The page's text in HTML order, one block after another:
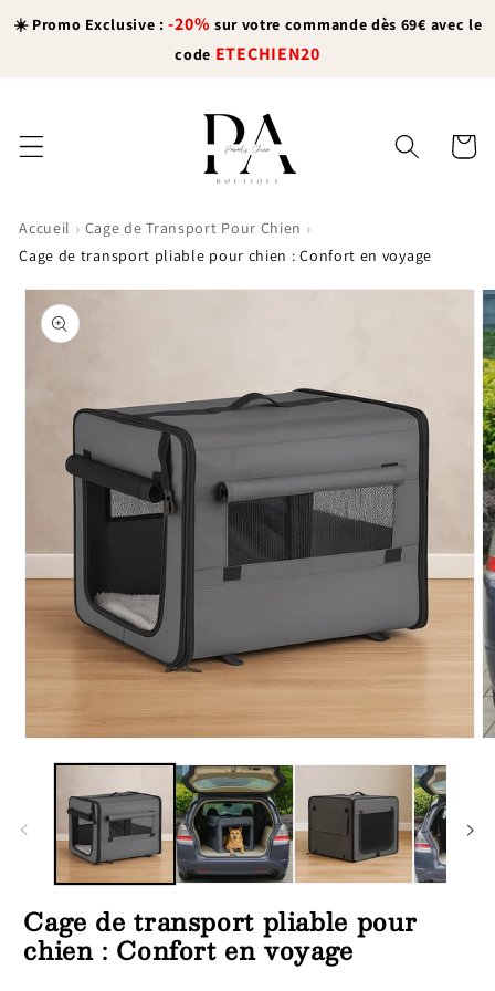
passer
☀️ Promo Exclusive :-20% sur votre commande dès 69€ avec le
code ETECHIEN20
Panier
Accueil › Cage de Transport Pour Chien ›
Cage de transport pliable pour chien : Confort en voyage
Passer aux
informations
produits
une
fenêtre
modale
Cage de transport pliable pour
chien : Confort en voyage